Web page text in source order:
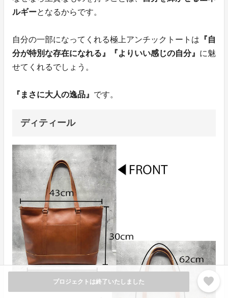
プロジェクトは終了いたしました favorite
ルギーとなるからです。
自分の一部になってくれる極上アンチックトートは 『自
分が特別な存在になれる』『よりいい感じの自分』 に魅
せてくれるでしょう。
『まさに大人の逸品』 です。
ディティール